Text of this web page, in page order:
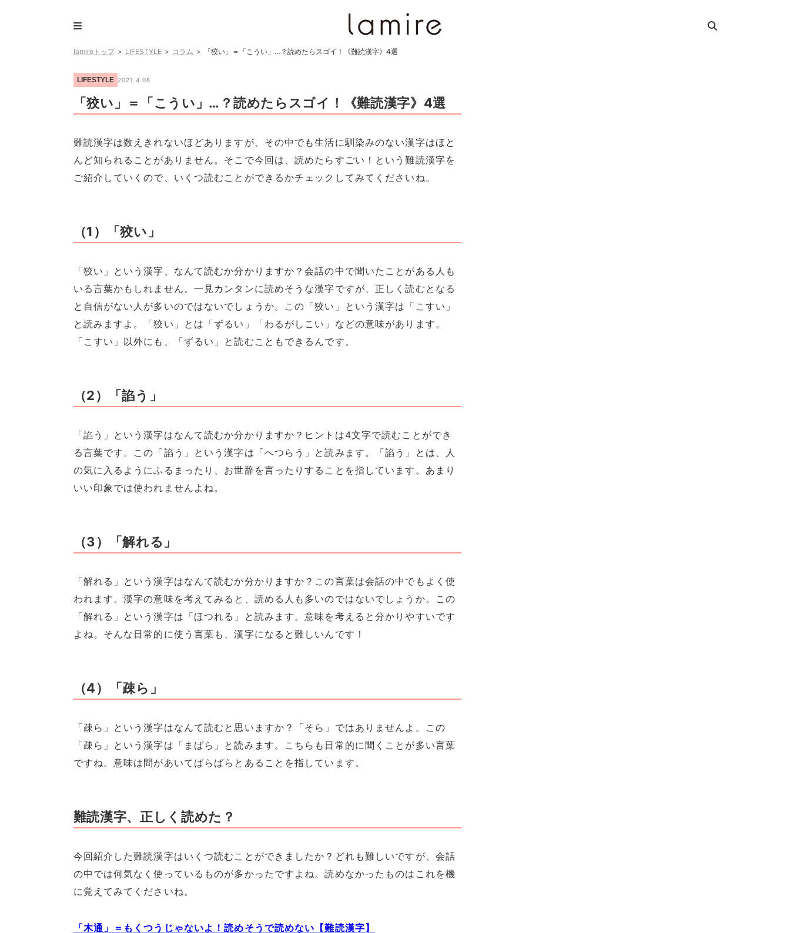
lamireトップ＞ LIFESTYLE＞ コラム ＞ 「狡い」＝「こうい」…？読めたらスゴイ！《難読漢字》4選
LIFESTYLE 2021.4.08
「狡い」＝「こうい」…？読めたらスゴイ！《難読漢字》4選
難読漢字は数えきれないほどありますが、その中でも生活に馴染みのない漢字はほと
んど知られることがありません。そこで今回は、読めたらすごい！という難読漢字を
ご紹介していくので、いくつ読むことができるかチェックしてみてくださいね。
（1）「狡い」
「狡い」という漢字、なんて読むか分かりますか？会話の中で聞いたことがある人も
いる言葉かもしれません。一見カンタンに読めそうな漢字ですが、正しく読むとなる
と自信がない人が多いのではないでしょうか。この「狡い」という漢字は「こすい」
と読みますよ。「狡い」とは「ずるい」「わるがしこい」などの意味があります。
「こすい」以外にも、「ずるい」と読むこともできるんです。
（2）「諂う」
「諂う」という漢字はなんて読むか分かりますか？ヒントは4文字で読むことができ
る言葉です。この「諂う」という漢字は「へつらう」と読みます。「諂う」とは、人
の気に入るようにふるまったり、お世辞を言ったりすることを指しています。あまり
いい印象では使われませんよね。
（3）「解れる」
「解れる」という漢字はなんて読むか分かりますか？この言葉は会話の中でもよく使
われます。漢字の意味を考えてみると、読める人も多いのではないでしょうか。この
「解れる」という漢字は「ほつれる」と読みます。意味を考えると分かりやすいです
よね。そんな日常的に使う言葉も、漢字になると難しいんです！
（4）「疎ら」
「疎ら」という漢字はなんて読むと思いますか？「そら」ではありませんよ。この
「疎ら」という漢字は「まばら」と読みます。こちらも日常的に聞くことが多い言葉
ですね。意味は間があいてばらばらとあることを指しています。
難読漢字、正しく読めた？
今回紹介した難読漢字はいくつ読むことができましたか？どれも難しいですが、会話
の中では何気なく使っているものが多かったですよね。読めなかったものはこれを機
に覚えてみてくださいね。
「木通」＝もくつうじゃないよ！読めそうで読めない【難読漢字】